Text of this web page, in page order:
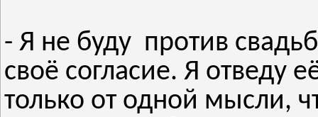
- Я не буду против
своё согласие. Я отведу
только от одной мысли,